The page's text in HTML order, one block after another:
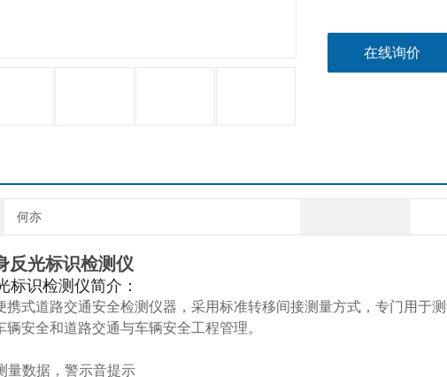
在线询价
何亦
反光标识检测仪
标识检测仪简介：
式道路交通安全检测仪器，采用标准转移间接测量方式，专门用于
安全和道路交通与车辆安全工程管理。
量数据，警示音提示